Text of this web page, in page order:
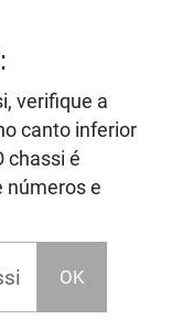
verifique a
canto inferior
chassi é
números e
OK